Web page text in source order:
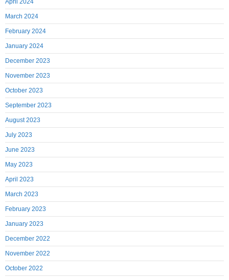
April 2024
March 2024
February 2024
January 2024
December 2023
November 2023
October 2023
September 2023
August 2023
July 2023
June 2023
May 2023
April 2023
March 2023
February 2023
January 2023
December 2022
November 2022
October 2022